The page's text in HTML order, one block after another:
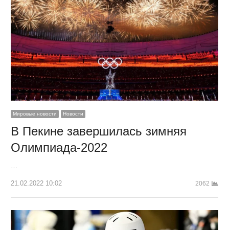
Мировые новости Новости
В Пекине завершилась зимняя
Олимпиада-2022
…
21.02.2022 10:02 2062